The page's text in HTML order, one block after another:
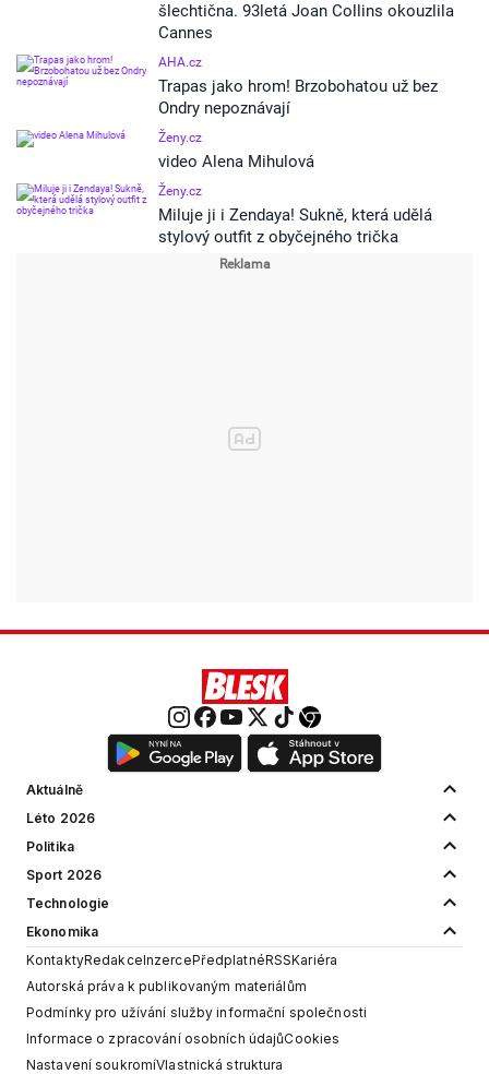
šlechtična. 93letá Joan Collins okouzlila
Cannes
AHA.cz
Trapas jako hrom! Brzobohatou už bez
Ondry nepoznávají
Ženy.cz
video Alena Mihulová
Ženy.cz
Miluje ji i Zendaya! Sukně, která udělá
stylový outfit z obyčejného trička
Aktuálně
Léto 2026
Politika
Sport 2026
Technologie
Ekonomika
KontaktyRedakceInzercePředplatnéRSSKariéra
Autorská práva k publikovaným materiálům
Podmínky pro užívání služby informační společnosti
Informace o zpracování osobních údajůCookies
Nastavení soukromíVlastnická struktura